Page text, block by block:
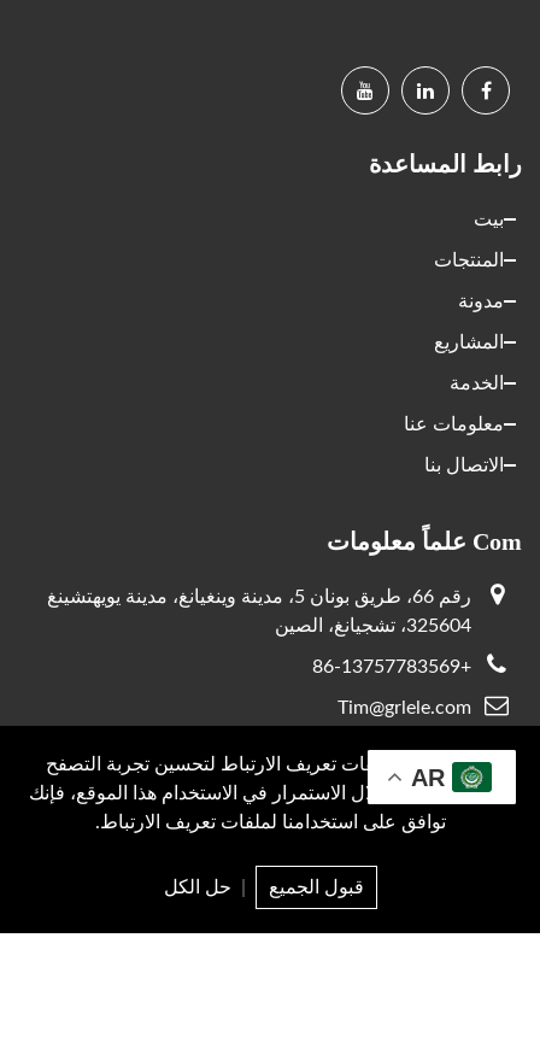
نحن نستخدم ملفات تعريف الارتباط لتحسين تجربة التصفح
الخاصة بك. من خلال الاستمرار في الاستخدام هذا الموقع، فإنك
توافق على استخدامنا لملفات تعريف الارتباط.
قبول الجميع حل الكل
رابط المساعدة
بيت
المنتجات
مدونة
المشاريع
الخدمة
معلومات عنا
الاتصال بنا
Com علماً معلومات
رقم 66، طريق بونان 5، مدينة وينغيانغ، مدينة يويهتشينغ
325604، تشجيانغ، الصين
+86-13757783569
Tim@grlele.com
+86-13757783569
AR